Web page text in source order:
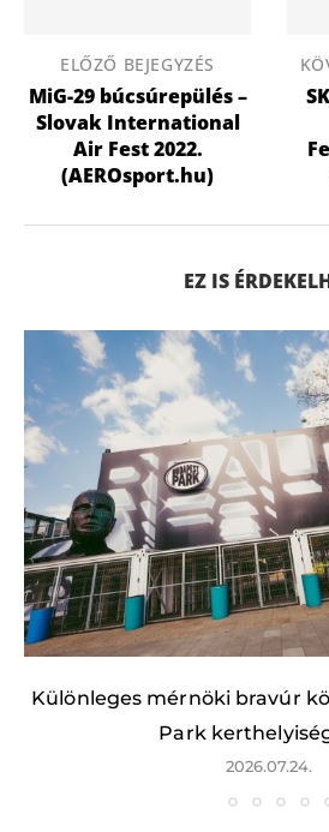
ELŐZŐ BEJEGYZÉS
MiG-29 búcsúrepülés –
Slovak International
Air Fest 2022.
(AEROsport.hu)
EZ IS
Különleges mérnöki bravúr
Park
2026.07.24.